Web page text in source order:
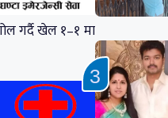
गर्दै खेल १–१ मा